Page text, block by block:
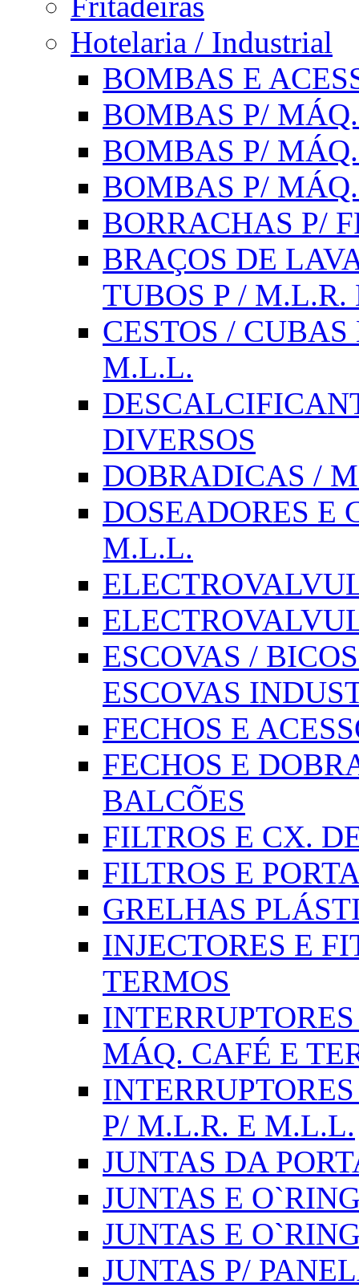
Hotelaria / Industrial
BOMBAS E
BOMBAS P/
BOMBAS P/
BOMBAS P/
BORRACHAS P/
BRAÇOS DE
TUBOS P /
CESTOS /
M.L.L.
DIVERSOS
DOBRADICAS /
DOSEADORES E
M.L.L.
ESCOVAS /
ESCOVAS
FECHOS E
FECHOS E
BALCÕES
FILTROS E CX.
FILTROS E
GRELHAS
INJECTORES E
TERMOS
MÁQ. CAFÉ E
P/ M.L.R. E M.L.L.
JUNTAS DA
JUNTAS E
JUNTAS E
JUNTAS P/